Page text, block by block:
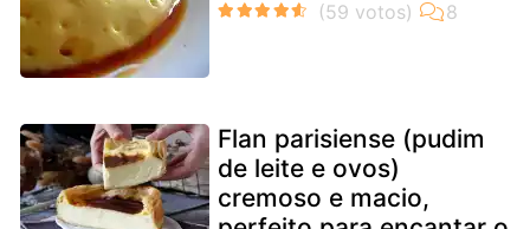
Flan parisiense (pudim
de leite e ovos)
cremoso e macio,